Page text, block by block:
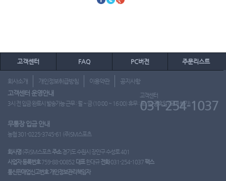
고객센터 FAQ PC버전 주문리스트
회사소개 개인정보취급방침 이용약관 공지사항
고객센터 운영안내
3시 전 입금 완료시 발송가능 근무 : 월 ~ 금 (10:00 ~ 16:00) 휴무 : 토, 일, 공휴일 (도매 불가)
고객센터
031-254-1037
무통장 입금 안내
농협 301-0225-3745-61 (주)SM스포츠
회사명 (주)SM스포츠주소경기도 수원시 장안구 수성로 401
사업자 등록번호759-88-00852 대표한대규 전화031-254-1037팩스
통신판매업신고번호 개인정보관리책임자